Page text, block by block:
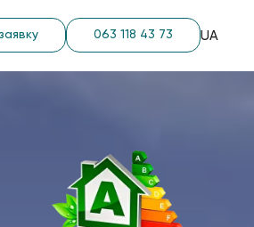
063 118 43 73 UA